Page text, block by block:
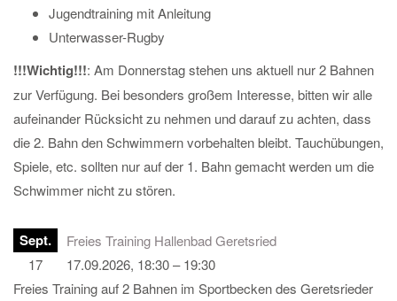
Jugendtraining mit Anleitung
Unterwasser-Rugby
!!!Wichtig!!!: Am Donnerstag stehen uns aktuell nur 2 Bahnen
zur Verfügung. Bei besonders großem Interesse, bitten wir alle
aufeinander Rücksicht zu nehmen und darauf zu achten, dass
die 2. Bahn den Schwimmern vorbehalten bleibt. Tauchübungen,
Spiele, etc. sollten nur auf der 1. Bahn gemacht werden um die
Schwimmer nicht zu stören.
Sept.
17
Freies Training Hallenbad Geretsried
17.09.2026, 18:30 – 19:30
Freies Training auf 2 Bahnen im Sportbecken des Geretsrieder